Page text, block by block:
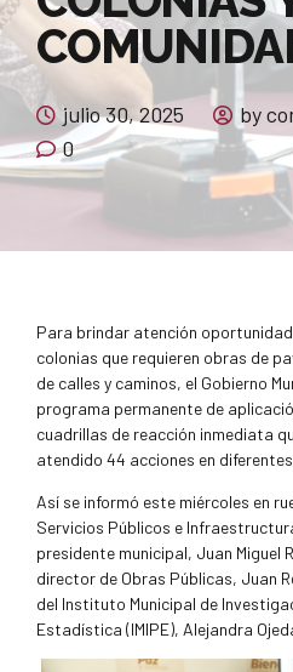
julio 30, 2025
by
0
Para brindar atención
colonias que requieren obras de
de calles y caminos, el Gobierno
programa permanente de
cuadrillas de reacción inmediata
atendido 44 acciones en
Así se informó este miércoles en
Servicios Públicos e
presidente municipal, Juan Miguel
director de Obras Públicas, Juan
del Instituto Municipal de
Estadística (IMIPE), Alejandra